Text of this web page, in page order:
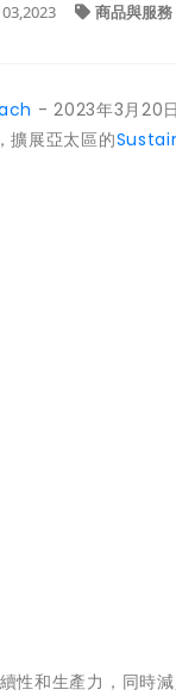
商品與服務
- 2023年3月20
擴展亞太區的
性和生產力，同時